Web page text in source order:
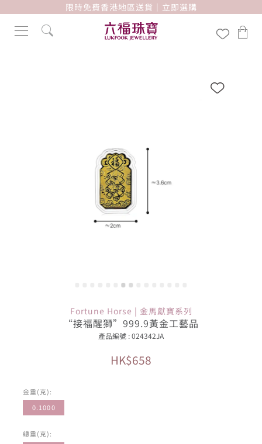
限時免費香港地區送貨｜立即選購
Fortune Horse | 金馬獻寶系列
“接福醒獅”999.9黃金工藝品
產品編號 : 024342JA
HK$658
金重(克):
0.1000
總重(克):